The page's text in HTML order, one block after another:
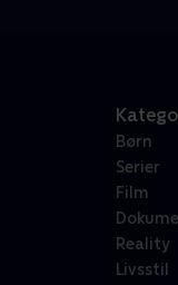
Børn
Serier
Film
Reality
Livsstil